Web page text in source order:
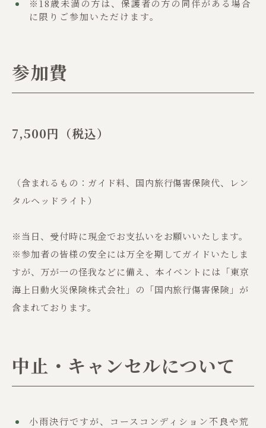
※18歳未満の方は、保護者の方の同伴がある場合
に限りご参加いただけます。
参加費
7,500円（税込）
（含まれるもの：ガイド料、国内旅行傷害保険代、レン
タルヘッドライト）
※当日、受付時に現金でお支払いをお願いいたします。
※参加者の皆様の安全には万全を期してガイドいたしま
すが、万が一の怪我などに備え、本イベントには「東京
海上日動火災保険株式会社」の「国内旅行傷害保険」が
含まれております。
中止・キャンセルについて
小雨決行ですが、コースコンディション不良や荒